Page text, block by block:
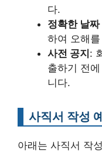
다.
정확한 날짜
하여 오해
사전 공지 :
출하기 전
니다.
사직서 작성
아래는 사직서 작